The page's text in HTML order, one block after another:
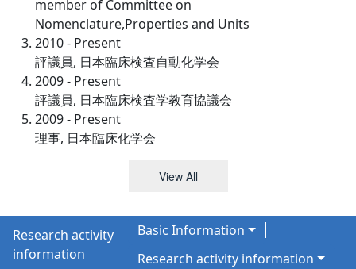
member of Committee on
Nomenclature,Properties and Units
2010 - Present
評議員, 日本臨床検査自動化学会
2009 - Present
評議員, 日本臨床検査学教育協議会
2009 - Present
理事, 日本臨床化学会
View All
Research activity
information
Basic Information
Research activity information